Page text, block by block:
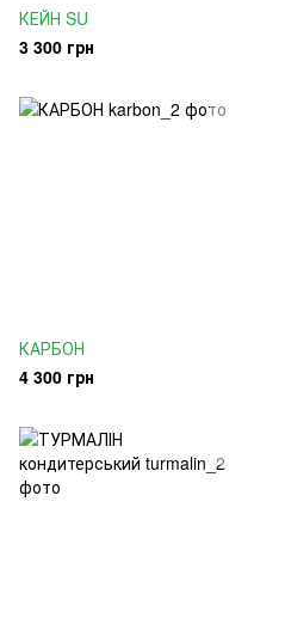
КЕЙН SU
3 300 грн
КАРБОН
4 300 грн